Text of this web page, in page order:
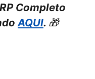
Completo
AQUI. 🎁